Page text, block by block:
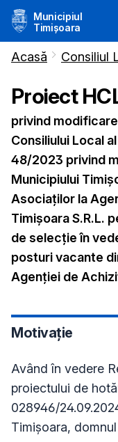
Municipiul
Timișoara
Acasă Consiliul
Proiect
privind
Consiliului Local
48/2023 privind
Municipiului
Asociaților la
Timișoara S.R.L.
de selecție în
posturi vacante
Agenției de
Motivație
Având în vedere
proiectului de
028946/
Timişoara,